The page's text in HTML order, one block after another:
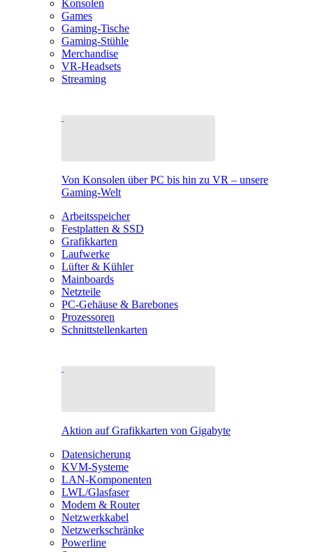
Konsolen
Games
Gaming-Tische
Gaming-Stühle
Merchandise
VR-Headsets
Streaming
Von Konsolen über PC bis hin zu VR – unsere
Gaming-Welt
Arbeitsspeicher
Festplatten & SSD
Grafikkarten
Laufwerke
Lüfter & Kühler
Mainboards
Netzteile
PC-Gehäuse & Barebones
Prozessoren
Schnittstellenkarten
Aktion auf Grafikkarten von Gigabyte
Datensicherung
KVM-Systeme
LAN-Komponenten
LWL/Glasfaser
Modem & Router
Netzwerkkabel
Netzwerkschränke
Powerline